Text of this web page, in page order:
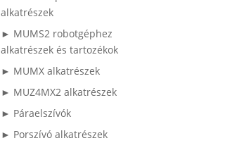
alkatrészek
► MUMS2 robotgéphez
alkatrészek és tartozékok
► MUMX alkatrészek
► MUZ4MX2 alkatrészek
► Páraelszívók
► Porszívó alkatrészek